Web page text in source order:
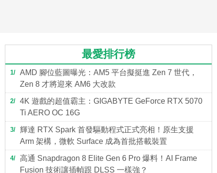
最愛排行榜
1
AMD 腳位藍圖曝光：AM5 平台擬挺進 Zen 7 世代，
Zen 8 才將迎來 AM6 大改款
2
4K 遊戲的超值霸主：GIGABYTE GeForce RTX 5070
Ti AERO OC 16G
3
輝達 RTX Spark 首發驅動程式正式亮相！原生支援
Arm 架構，微軟 Surface 成為首批搭載裝置
4
高通 Snapdragon 8 Elite Gen 6 Pro 爆料！AI Frame
Fusion 技術讓插幀跟 DLSS 一樣強？